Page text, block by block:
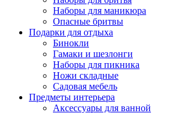
Наборы для маникюра
Опасные бритвы
Подарки для отдыха
Бинокли
Гамаки и шезлонги
Наборы для пикника
Ножи складные
Садовая мебель
Предметы интерьера
Аксессуары для ванной